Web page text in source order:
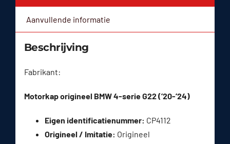
Aanvullende informatie
Beschrijving
Fabrikant:
Motorkap origineel BMW 4-serie G22 (’20-’24)
Eigen identificatienummer: CP4112
Origineel / Imitatie: Origineel